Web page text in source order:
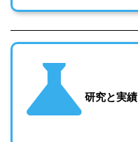
研究と実績